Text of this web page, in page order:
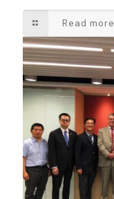
Read more